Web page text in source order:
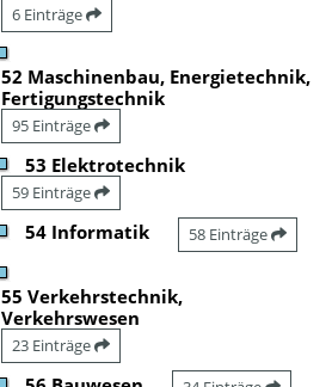
6 Einträge
52 Maschinenbau, Energietechnik,
Fertigungstechnik
95 Einträge
53 Elektrotechnik
59 Einträge
54 Informatik 58 Einträge
55 Verkehrstechnik,
Verkehrswesen
23 Einträge